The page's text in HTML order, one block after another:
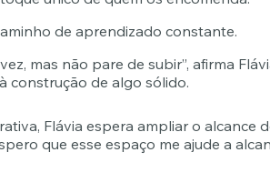
de aprendizado constante.
mas não pare de subir”, afirma
construção de algo sólido.
Flávia espera ampliar o alcance
que esse espaço me ajude a